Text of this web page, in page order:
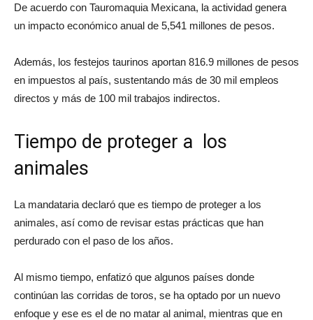
De acuerdo con Tauromaquia Mexicana, la actividad genera
un impacto económico anual de 5,541 millones de pesos.
Además, los festejos taurinos aportan 816.9 millones de pesos
en impuestos al país, sustentando más de 30 mil empleos
directos y más de 100 mil trabajos indirectos.
Tiempo de proteger a los
animales
La mandataria declaró que es tiempo de proteger a los
animales, así como de revisar estas prácticas que han
perdurado con el paso de los años.
Al mismo tiempo, enfatizó que algunos países donde
continúan las corridas de toros, se ha optado por un nuevo
enfoque y ese es el de no matar al animal, mientras que en